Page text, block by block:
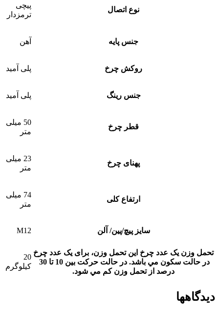
نوع اتصال
پیچی
ترمزدار
جنس پایه آهن
روکش چرخ پلی آمید
جنس رینگ پلی آمید
قطر چرخ
50 میلی
متر
پهنای چرخ
23 میلی
متر
ارتفاع کلی
74 میلی
متر
سایز پیچ/پین/ آلن M12
تحمل وزن یک عدد چرخ این تحمل وزن، برای يک عدد چرخ
درصد از تحمل وزن کم مي شود.
20
کیلوگرم
دیدگاهها